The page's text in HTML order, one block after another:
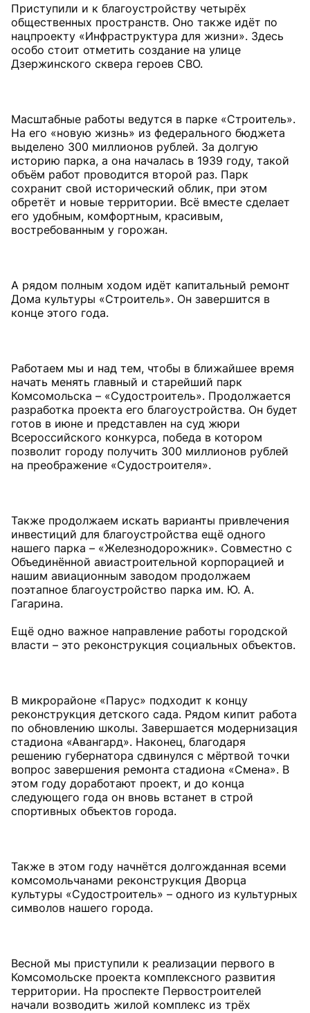
Приступили и к благоустройству четырёх
общественных пространств. Оно также идёт по
нацпроекту «Инфраструктура для жизни». Здесь
особо стоит отметить создание на улице
Дзержинского сквера героев СВО.
Масштабные работы ведутся в парке «Строитель».
На его «новую жизнь» из федерального бюджета
выделено 300 миллионов рублей. За долгую
историю парка, а она началась в 1939 году, такой
объём работ проводится второй раз. Парк
сохранит свой исторический облик, при этом
обретёт и новые территории. Всё вместе сделает
его удобным, комфортным, красивым,
востребованным у горожан.
А рядом полным ходом идёт капитальный ремонт
Дома культуры «Строитель». Он завершится в
конце этого года.
Работаем мы и над тем, чтобы в ближайшее время
начать менять главный и старейший парк
Комсомольска – «Судостроитель». Продолжается
разработка проекта его благоустройства. Он будет
готов в июне и представлен на суд жюри
Всероссийского конкурса, победа в котором
позволит городу получить 300 миллионов рублей
на преображение «Судостроителя».
Также продолжаем искать варианты привлечения
инвестиций для благоустройства ещё одного
нашего парка – «Железнодорожник». Совместно с
Объединённой авиастроительной корпорацией и
нашим авиационным заводом продолжаем
поэтапное благоустройство парка им. Ю. А.
Гагарина.
Ещё одно важное направление работы городской
власти – это реконструкция социальных объектов.
В микрорайоне «Парус» подходит к концу
реконструкция детского сада. Рядом кипит работа
по обновлению школы. Завершается модернизация
стадиона «Авангард». Наконец, благодаря
решению губернатора сдвинулся с мёртвой точки
вопрос завершения ремонта стадиона «Смена». В
этом году доработают проект, и до конца
следующего года он вновь встанет в строй
спортивных объектов города.
Также в этом году начнётся долгожданная всеми
комсомольчанами реконструкция Дворца
культуры «Судостроитель» – одного из культурных
символов нашего города.
Весной мы приступили к реализации первого в
Комсомольске проекта комплексного развития
территории. На проспекте Первостроителей
начали возводить жилой комплекс из трёх